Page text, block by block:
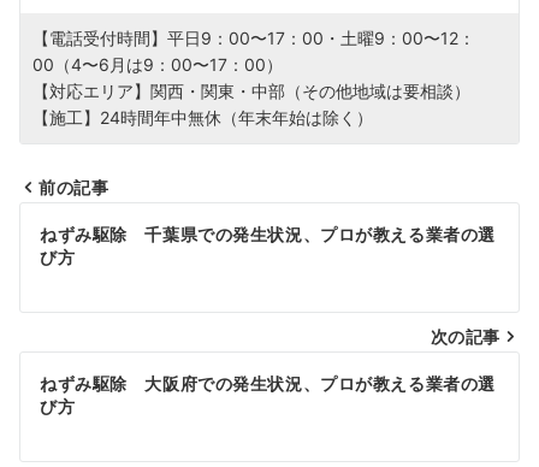
【電話受付時間】平日9：00〜17：00・土曜9：00〜12：
00（4〜6月は9：00〜17：00）
【対応エリア】関西・関東・中部（その他地域は要相談）
【施工】24時間年中無休（年末年始は除く）
投
稿
ナ
ビ
ゲ
前の記事
ねずみ駆除 千葉県での発生状況、プロが教える業者の選
び方
次の記事
ねずみ駆除 大阪府での発生状況、プロが教える業者の選
び方